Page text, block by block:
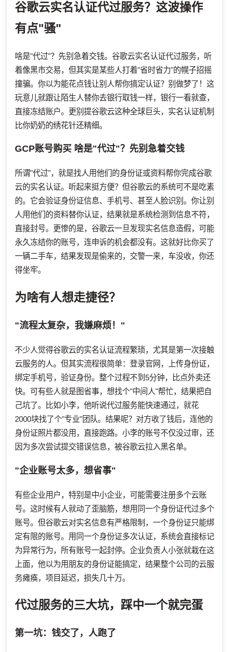
谷歌云实名认证代过服务？这波操作
有点"骚"
啥是"代过"？先别急着交钱。谷歌云实名认证代过服务，听
着像黑市交易，但其实是某些人打着"省时省力"的幌子招摇
撞骗。你以为能花点钱让别人帮你搞定认证？别做梦了！这
玩意儿就跟让陌生人替你去银行取钱一样，银行一看就查，
直接冻结账户。更别提谷歌云这种全球巨头，实名认证机制
比你奶奶的绣花针还精细。
GCP账号购买 啥是"代过"？先别急着交钱
所谓"代过"，就是找人用他们的身份证或资料帮你完成谷歌
云的实名认证。听起来挺方便？但谷歌云的系统可不是吃素
的。它会验证身份证信息、手机号、甚至人脸识别。你让别
人用他们的资料替你认证，结果就是系统检测到信息不符，
直接封号。更惨的是，谷歌云一旦发现实名信息造假，可能
永久冻结你的账号，连申诉的机会都没有。这就好比你买了
一辆二手车，结果发现是偷来的，交警一来，车没收，你还
得坐牢。
为啥有人想走捷径？
"流程太复杂，我嫌麻烦！"
不少人觉得谷歌云的实名认证流程繁琐，尤其是第一次接触
云服务的人。但其实流程很简单：登录官网，上传身份证，
绑定手机号，验证身份。整个过程不到5分钟，比点外卖还
快。可有些人就是图省事，想找个"中间人"帮忙，结果把自
己坑了。比如小李，他听说代过服务能快速通过，就花
2000块找了个"专业"团队。结果呢？对方收了钱后，连他的
身份证照片都没用，直接跑路。小李的账号不仅没过审，还
因为多次尝试提交错误信息，被谷歌云拉入黑名单。
"企业账号太多，想省事"
有些企业用户，特别是中小企业，可能需要注册多个云账
号。这时候有人就动了歪脑筋，想用同一个身份证代过多个
账号。但谷歌云对实名信息有严格限制，一个身份证只能绑
定有限的账号。用同一个身份证多次认证，系统会直接标记
为异常行为，所有账号一起封停。企业负责人小张就栽在这
上面，他以为用朋友的身份证能搞定，结果整个公司的云服
务瘫痪，项目延迟，损失几十万。
代过服务的三大坑，踩中一个就完蛋
第一坑：钱交了，人跑了